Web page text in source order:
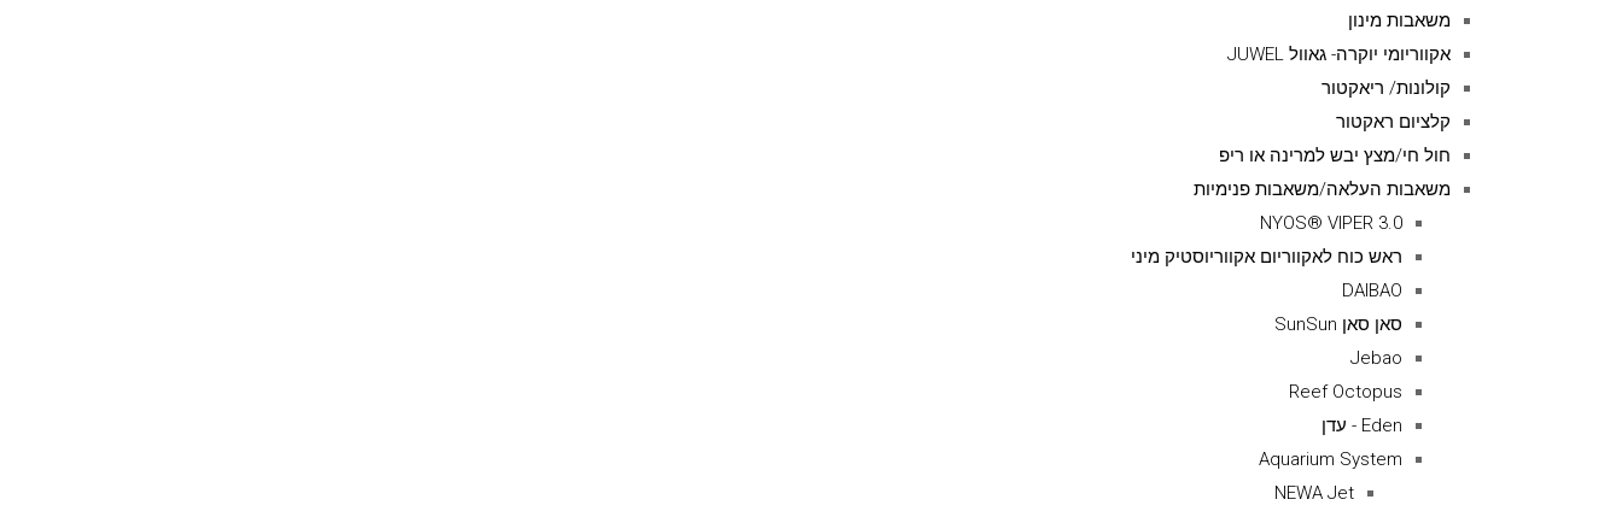
משאבות מינון
אקווריומי יוקרה- גאוול JUWEL
קולונות/ ריאקטור
קלציום ראקטור
חול חי/מצץ יבש למרינה או ריפ
משאבות העלאה/משאבות פנימיות
NYOS® VIPER 3.0
ראש כוח לאקווריום אקווריוסטיק מיני
DAIBAO
סאן סאן SunSun
Jebao
Reef Octopus
Eden - עדן
Aquarium System
NEWA Jet